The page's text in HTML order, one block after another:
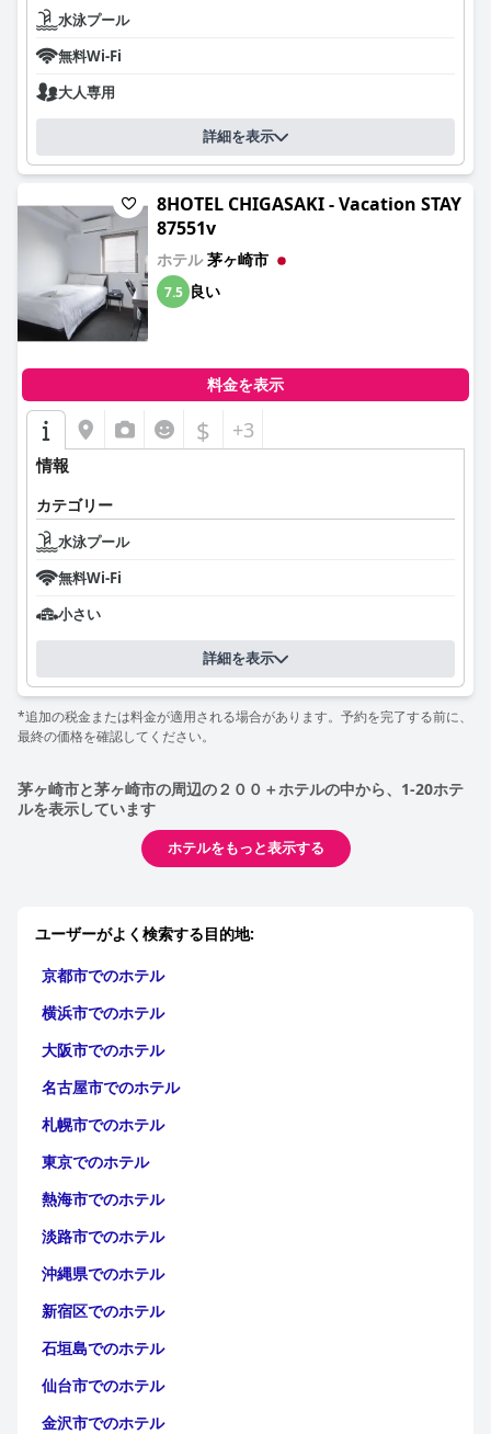
水泳プール
無料Wi-Fi
大人専用
詳細を表示
8HOTEL CHIGASAKI - Vacation STAY
87551v
ホテル茅ヶ崎市
7.5 良い
料金を表示
$ +3
情報
カテゴリー
水泳プール
無料Wi-Fi
小さい
詳細を表示
*追加の税金または料金が適用される場合があります。予約を完了する前に、
最終の価格を確認してください。
茅ヶ崎市と茅ヶ崎市の周辺の２００＋ホテルの中から、1-20ホテ
ルを表示しています
ホテルをもっと表示する
ユーザーがよく検索する目的地:
京都市でのホテル
横浜市でのホテル
大阪市でのホテル
名古屋市でのホテル
札幌市でのホテル
東京でのホテル
熱海市でのホテル
淡路市でのホテル
沖縄県でのホテル
新宿区でのホテル
石垣島でのホテル
仙台市でのホテル
金沢市でのホテル